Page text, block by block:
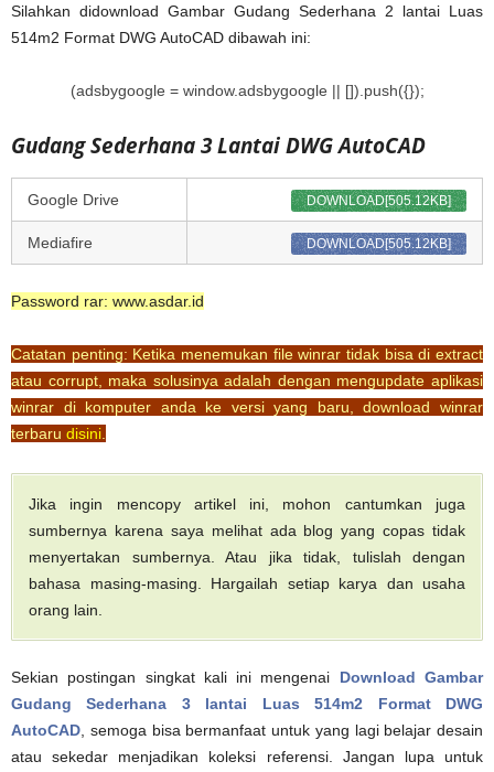
Silahkan didownload Gambar Gudang Sederhana 2 lantai Luas
514m2 Format DWG AutoCAD dibawah ini:
(adsbygoogle = window.adsbygoogle || []).push({});
Gudang Sederhana 3 Lantai DWG AutoCAD
Google Drive DOWNLOAD[505.12KB]
Mediafire DOWNLOAD[505.12KB]
Password rar: www.asdar.id
Catatan penting: Ketika menemukan file winrar tidak bisa di extract
atau corrupt, maka solusinya adalah dengan mengupdate aplikasi
winrar di komputer anda ke versi yang baru, download winrar
terbaru disini
Jika ingin mencopy artikel ini, mohon cantumkan juga
sumbernya karena saya melihat ada blog yang copas tidak
menyertakan sumbernya. Atau jika tidak, tulislah dengan
bahasa masing-masing. Hargailah setiap karya dan usaha
orang lain.
Sekian postingan singkat kali ini mengenai Download Gambar
Gudang Sederhana 3 lantai Luas 514m2 Format DWG
AutoCAD , semoga bisa bermanfaat untuk yang lagi belajar desain
atau sekedar menjadikan koleksi referensi. Jangan lupa untuk